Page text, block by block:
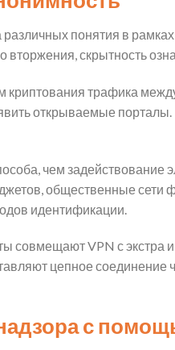
понятия в
скрытность
криптования трафика
открываемые
чем
общественные сети
идентификации.
совмещают VPN с
цепное соединение
с